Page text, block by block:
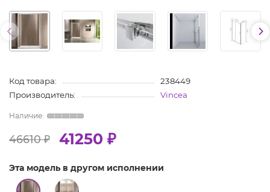
Код товара:
238449
Производитель:
Vincea
46610 ₽ 41250 ₽
Эта модель в другом исполнении